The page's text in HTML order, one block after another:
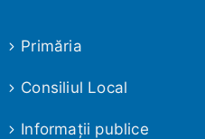
Primăria
Consiliul Local
Informaţii publice